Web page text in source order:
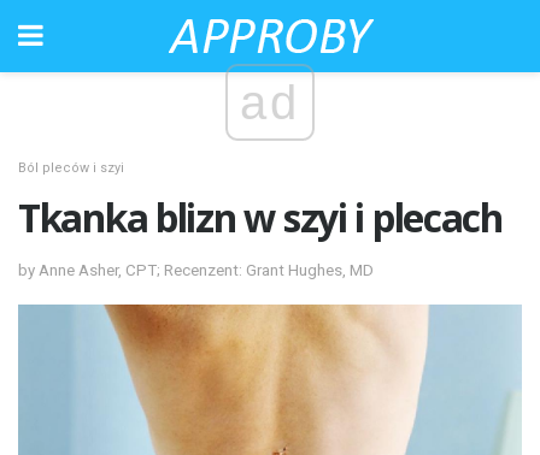
ad
Ból pleców i szyi
Tkanka blizn w szyi i plecach
by Anne Asher, CPT; Recenzent: Grant Hughes, MD